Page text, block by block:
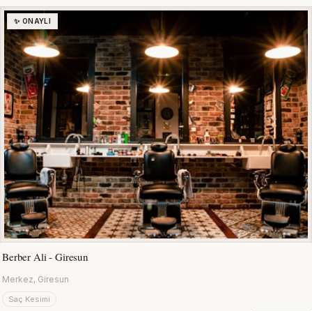
✨ ONAYLI
Berber Ali - Giresun
Merkez, Giresun
Saç Kesimi